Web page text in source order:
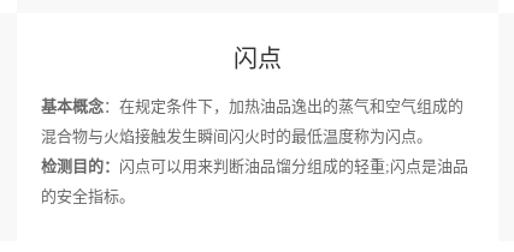
闪点
基本概念：在规定条件下，加热油品逸出的蒸气和空气组成的
混合物与火焰接触发生瞬间闪火时的最低温度称为闪点。
检测目的： 闪点可以用来判断油品馏分组成的轻重;闪点是油品
的安全指标。